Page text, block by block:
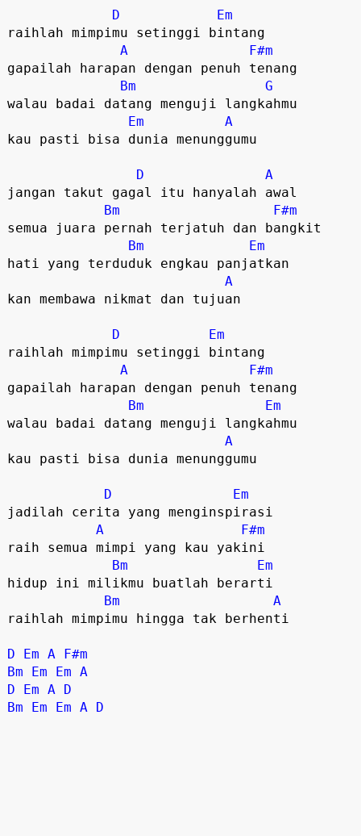
D
Em
raihlah mimpimu setinggi bintang
A
F#m
gapailah harapan dengan penuh tenang
Bm
G
walau badai datang menguji langkahmu
Em
A
kau pasti bisa dunia menunggumu
D
A
jangan takut gagal itu hanyalah awal
Bm
F#m
semua juara pernah terjatuh dan bangkit
Bm
Em
hati yang terduduk engkau panjatkan
A
kan membawa nikmat dan tujuan
D
Em
raihlah mimpimu setinggi bintang
A
F#m
gapailah harapan dengan penuh tenang
Bm
Em
walau badai datang menguji langkahmu
A
kau pasti bisa dunia menunggumu
D
Em
jadilah cerita yang menginspirasi
A
F#m
raih semua mimpi yang kau yakini
Bm
Em
hidup ini milikmu buatlah berarti
Bm
A
raihlah mimpimu hingga tak berhenti
D Em A F#m
Bm
Em Em A
D
Em A D
Bm
Em Em A D